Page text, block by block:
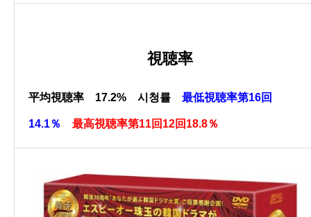
視聴率
平均視聴率 17.2% 시청률 最低視聴率第16回
14.1％ 最高視聴率第11回12回18.8％